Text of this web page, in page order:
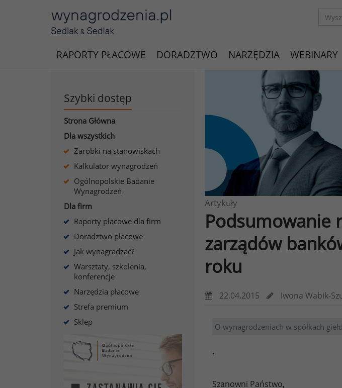
RAPORTY PŁACOWE DORADZTWO NARZĘDZIA WEBINARY
Szybki dostęp
Strona Główna
Dla wszystkich
Zarobki na stanowiskach
Kalkulator wynagrodzeń
Ogólnopolskie Badanie
Wynagrodzeń
Dla firm
Raporty płacowe dla firm
Doradztwo płacowe
Jak wynagradzać?
Warsztaty, szkolenia,
konferencje
Narzędzia płacowe
Strefa premium
Sklep
Artykuły
Podsumowanie
zarządów
roku
22.04.2015 Iwona Wabik-
O wynagrodzeniach w spółkach
.
Szanowni Państwo,